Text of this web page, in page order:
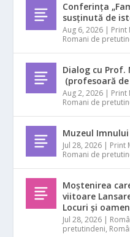
Conferința
susținută de
Aug 6, 2026 | Print
Romani de
Dialog cu Prof.
(profesoară
Aug 2, 2026 | Print
Romani de
Muzeul
Jul 28, 2026 | Print
Romani de
Moștenirea
viitoare
Locuri și
Jul 28, 2026 |
pretutindeni,